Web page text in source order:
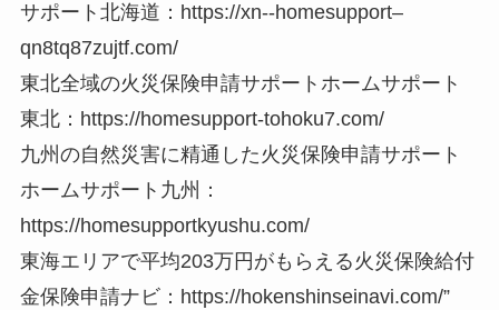
サポート北海道：https://xn--homesupport–
qn8tq87zujtf.com/
東北全域の火災保険申請サポートホームサポート
東北：https://homesupport-tohoku7.com/
九州の自然災害に精通した火災保険申請サポート
ホームサポート九州：
https://homesupportkyushu.com/
東海エリアで平均203万円がもらえる火災保険給付
金保険申請ナビ：https://hokenshinseinavi.com/”